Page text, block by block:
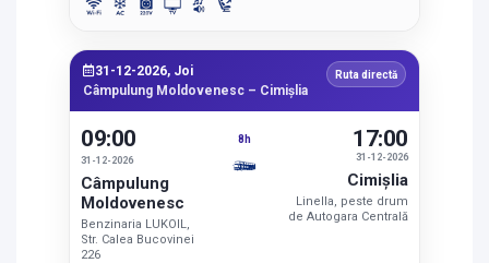
31-12-2026, Joi
Câmpulung Moldovenesc – Cimişlia
Ruta directă
09:00
31-12-2026
Câmpulung
Moldovenesc
Benzinaria LUKOIL,
Str. Calea Bucovinei
226
8h
31-12-2026
17:00
Cimişlia
Linella, peste drum
de Autogara Centrală